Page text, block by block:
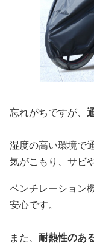
忘れがちですが、
湿度の高い環境で
気がこもり、サビ
ベンチレーション
安心です。
また、 耐熱性のあ